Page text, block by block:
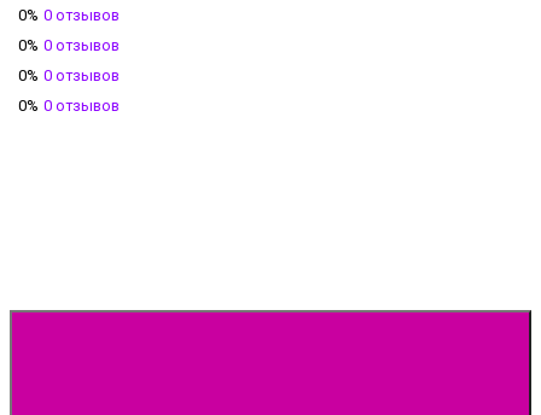
0% 0 отзывов
0% 0 отзывов
0% 0 отзывов
0% 0 отзывов